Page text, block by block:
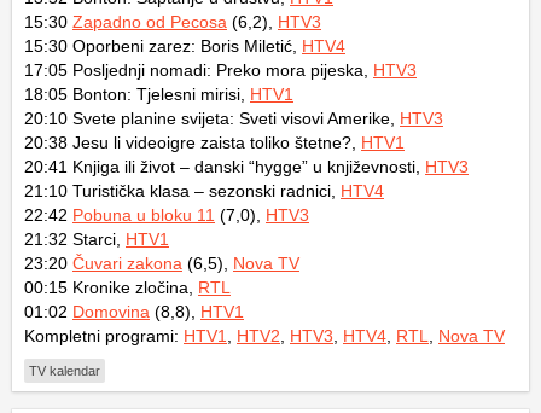
15:30 Zapadno od Pecosa (6,2), HTV3
15:30 Oporbeni zarez: Boris Miletić, HTV4
17:05 Posljednji nomadi: Preko mora pijeska, HTV3
18:05 Bonton: Tjelesni mirisi, HTV1
20:10 Svete planine svijeta: Sveti visovi Amerike, HTV3
20:38 Jesu li videoigre zaista toliko štetne?, HTV1
20:41 Knjiga ili život – danski “hygge” u književnosti, HTV3
21:10 Turistička klasa – sezonski radnici, HTV4
22:42 Pobuna u bloku 11 (7,0), HTV3
21:32 Starci, HTV1
23:20 Čuvari zakona (6,5), Nova TV
00:15 Kronike zločina, RTL
01:02 Domovina (8,8), HTV1
Kompletni programi: HTV1 HTV2 HTV3 HTV4 RTL Nova TV
TV kalendar